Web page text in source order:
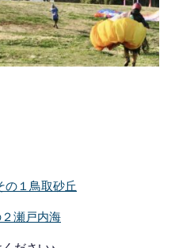
の１鳥取砂丘
瀬戸内海